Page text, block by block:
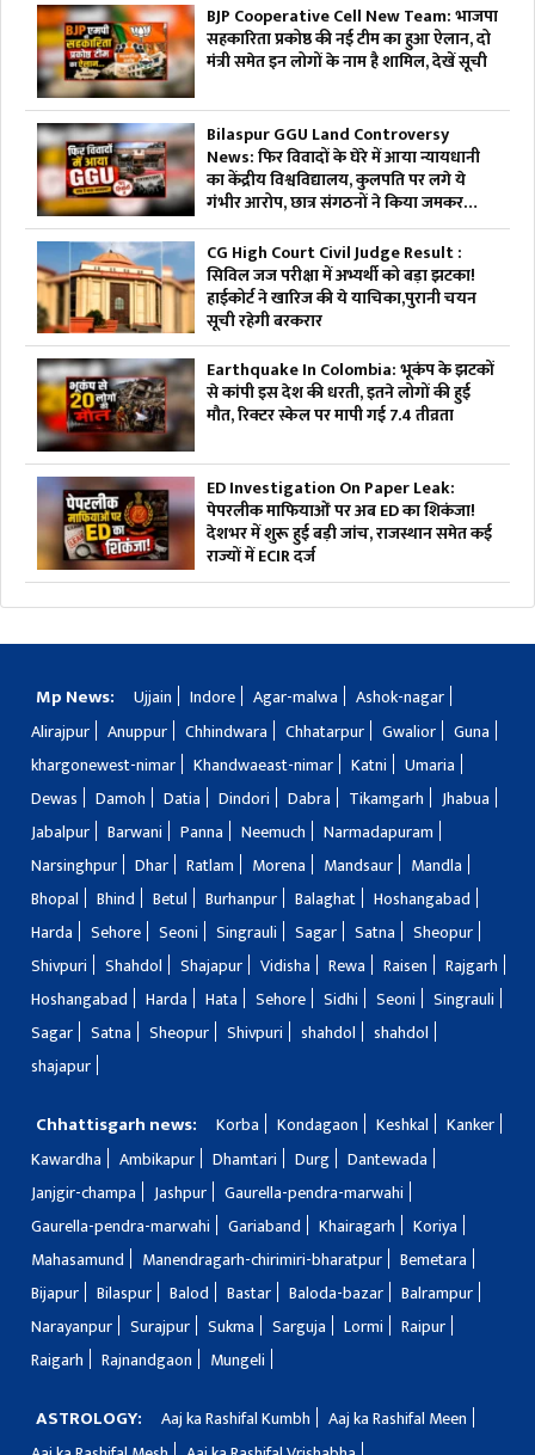
BJP Cooperative Cell New Team: भाजपा
सहकारिता प्रकोष्ठ की नई टीम का हुआ ऐलान, दो
मंत्री समेत इन लोगों के नाम है शामिल, देखें सूची
Bilaspur GGU Land Controversy
News: फिर विवादों के घेरे में आया न्यायधानी
का केंद्रीय विश्वविद्यालय, कुलपति पर लगे ये
गंभीर आरोप, छात्र संगठनों ने किया जमकर
हंगामा
CG High Court Civil Judge Result :
सिविल जज परीक्षा में अभ्यर्थी को बड़ा झटका!
हाईकोर्ट ने खारिज की ये याचिका,पुरानी चयन
सूची रहेगी बरकरार
Earthquake In Colombia: भूकंप के झटकों
से कांपी इस देश की धरती, इतने लोगों की हुई
मौत, रिक्टर स्केल पर मापी गई 7.4 तीव्रता
ED Investigation On Paper Leak:
पेपरलीक माफियाओं पर अब ED का शिकंजा!
देशभर में शुरू हुई बड़ी जांच, राजस्थान समेत कई
राज्यों में ECIR दर्ज
Mp News: Ujjain Indore Agar-malwa
Ashok-nagar
Alirajpur
Anuppur Chhindwara Chhatarpur Gwalior
Guna
khargonewest-nimar
Khandwaeast-nimar Katni
Umaria
Dewas
Damoh Datia Dindori Dabra Tikamgarh
Jhabua
Jabalpur
Barwani Panna Neemuch
Narmadapuram
Narsinghpur
Dhar Ratlam Morena Mandsaur
Mandla
Bhopal
Bhind Betul Burhanpur Balaghat
Hoshangabad
Harda
Sehore Seoni Singrauli Sagar Satna
Sheopur
Shivpuri
Shahdol Shajapur Vidisha Rewa Raisen
Rajgarh
Hoshangabad
Harda Hata Sehore Sidhi Seoni
Singrauli
Sagar
Satna Sheopur Shivpuri shahdol
shahdol
shajapur
Chhattisgarh news: Korba Kondagaon Keshkal
Kanker
Kawardha
Ambikapur Dhamtari Durg
Dantewada
Janjgir-champa
Jashpur
Gaurella-pendra-marwahi
Gaurella-pendra-marwahi
Gariaband Khairagarh
Koriya
Mahasamund
Manendragarh-chirimiri-bharatpur
Bemetara
Bijapur
Bilaspur Balod Bastar Baloda-bazar
Balrampur
Narayanpur
Surajpur Sukma Sarguja Lormi
Raipur
Raigarh
Rajnandgaon Mungeli
ASTROLOGY: Aaj ka Rashifal Kumbh
Aaj ka Rashifal Meen